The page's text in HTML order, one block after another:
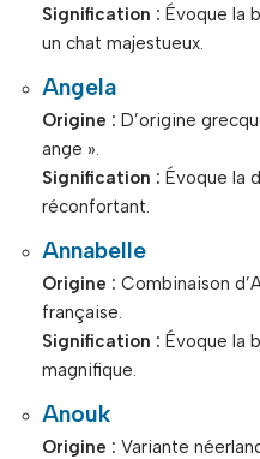
Signification : Évoque la
un chat majestueux.
Angela
Origine : D’origine
ange ».
Signification : Évoque la
réconfortant.
Annabelle
Origine : Combinaison
française.
Signification : Évoque la
magnifique.
Anouk
Origine : Variante